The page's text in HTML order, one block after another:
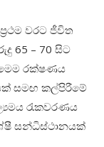
වරට ජීවිත
65 – 70 සිට
මෙම රක්ෂණය
සමඟ කල්පිරීමේ
රැකවරණය
සන්ධිස්ථානයක්